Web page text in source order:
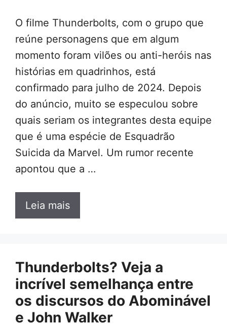
O filme Thunderbolts, com o grupo que
reúne personagens que em algum
momento foram vilões ou anti-heróis nas
histórias em quadrinhos, está
confirmado para julho de 2024. Depois
do anúncio, muito se especulou sobre
quais seriam os integrantes desta equipe
que é uma espécie de Esquadrão
Suicida da Marvel. Um rumor recente
apontou que a …
Leia mais
Thunderbolts? Veja a
incrível semelhança entre
os discursos do Abominável
e John Walker